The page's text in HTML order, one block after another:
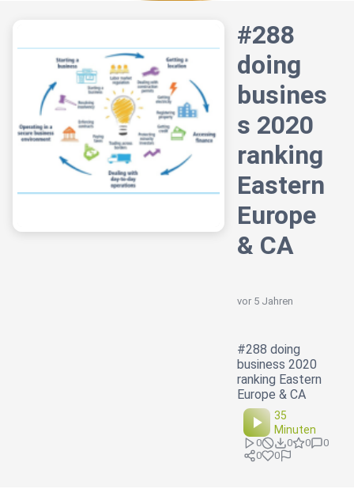
#288
doing
busines
s 2020
ranking
Eastern
Europe
& CA
vor 5 Jahren
#288 doing
business 2020
ranking Eastern
Europe & CA
35
Minuten
0 0 0
0
0
0